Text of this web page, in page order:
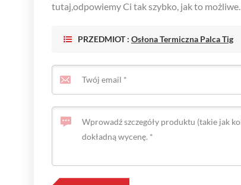
tutaj,odpowiemy Ci tak szybko, jak to możliwe.
PRZEDMIOT : Osłona Termiczna Palca Tig